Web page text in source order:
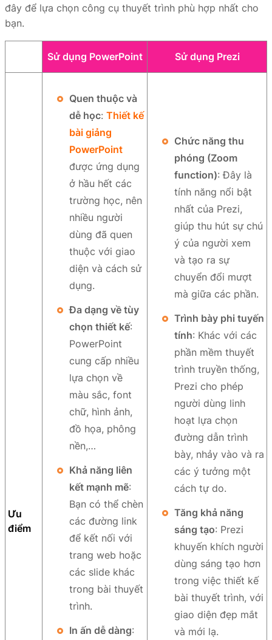
đây để lựa chọn công cụ thuyết trình phù hợp nhất cho
bạn.
Sử dụng PowerPoint Sử dụng Prezi
Ưu
điểm
Quen thuộc và
dễ học: Thiết kế
bài giảng
PowerPoint
được ứng dụng
ở hầu hết các
trường học, nên
nhiều người
dùng đã quen
thuộc với giao
diện và cách sử
dụng.
Đa dạng về tùy
chọn thiết kế:
PowerPoint
cung cấp nhiều
lựa chọn về
màu sắc, font
chữ, hình ảnh,
đồ họa, phông
nền,…
Khả năng liên
kết mạnh mẽ:
Bạn có thể chèn
các đường link
để kết nối với
trang web hoặc
các slide khác
trong bài thuyết
trình.
In ấn dễ dàng:
Chức năng thu
phóng (Zoom
function): Đây là
tính năng nổi bật
nhất của Prezi,
giúp thu hút sự chú
ý của người xem
và tạo ra sự
chuyển đổi mượt
mà giữa các phần.
Trình bày phi tuyến
tính: Khác với các
phần mềm thuyết
trình truyền thống,
Prezi cho phép
người dùng linh
hoạt lựa chọn
đường dẫn trình
bày, nhảy vào và ra
các ý tưởng một
cách tự do.
Tăng khả năng
sáng tạo: Prezi
khuyến khích người
dùng sáng tạo hơn
trong việc thiết kế
bài thuyết trình, với
giao diện đẹp mắt
và mới lạ.